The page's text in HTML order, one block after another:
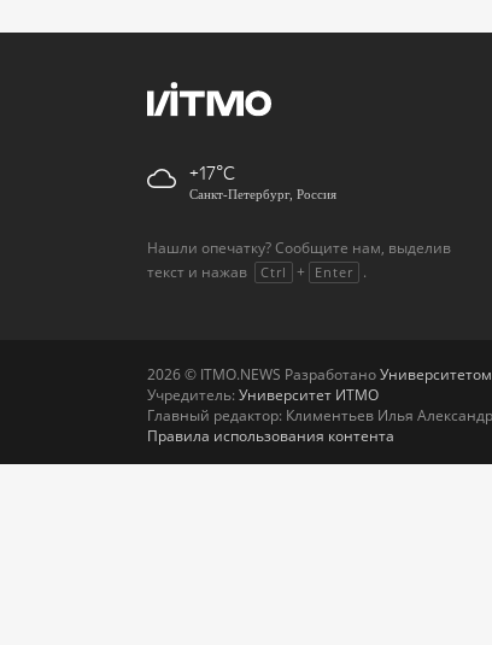
+17
Санкт-Петербург, Россия
Нашли опечатку? Сообщите нам, выделив
текст и нажав
Ctrl + Enter .
2026 © ITMO.NEWS Разработано
Учредитель: Университет ИТМО
Главный редактор: Климентьев Илья
Правила использования контента